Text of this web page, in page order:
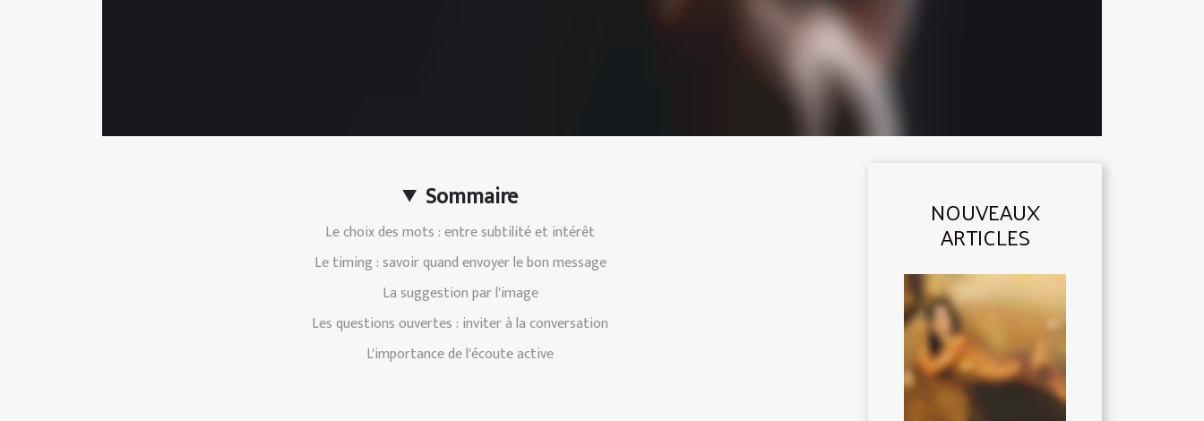
Sommaire
Le choix des mots : entre subtilité et intérêt
Le timing : savoir quand envoyer le bon message
La suggestion par l'image
Les questions ouvertes : inviter à la conversation
L'importance de l'écoute active
NOUVEAUX
ARTICLES